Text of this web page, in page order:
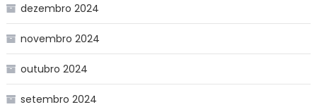
dezembro 2024
novembro 2024
outubro 2024
setembro 2024